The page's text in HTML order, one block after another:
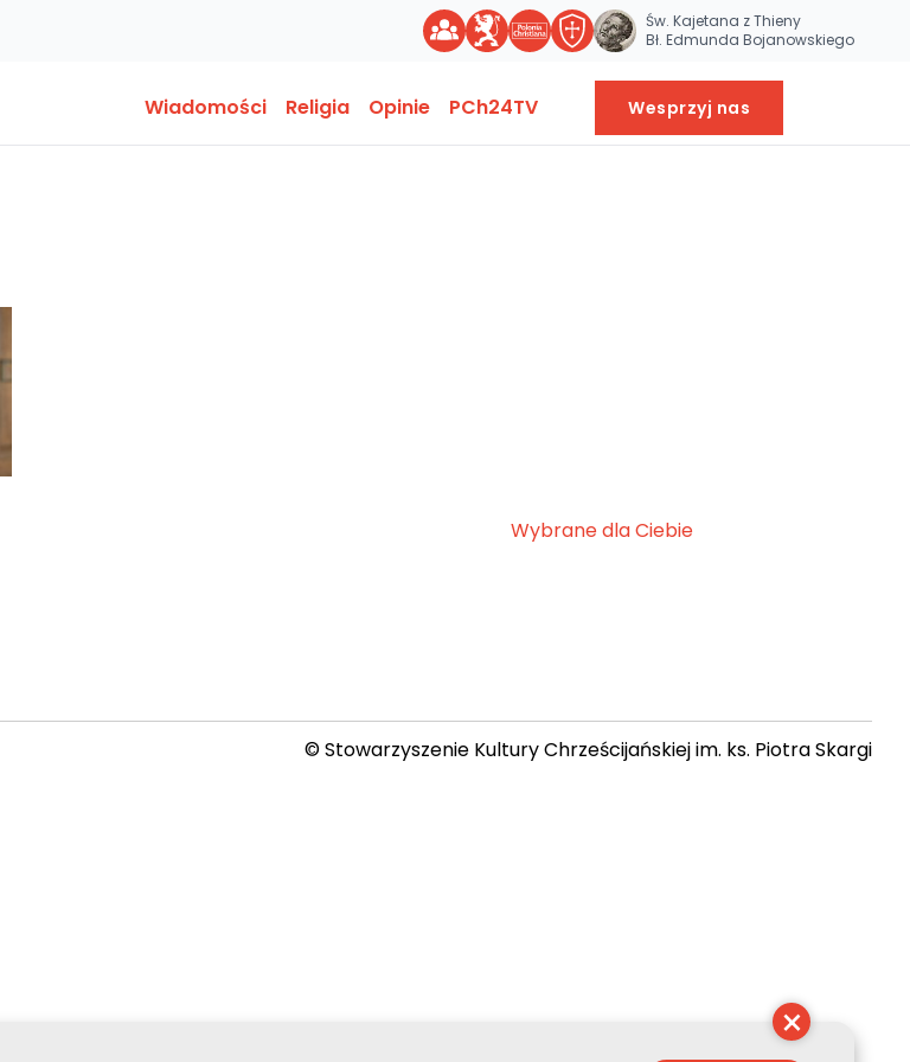
Św. Kajetana z Thieny
Bł. Edmunda Bojanowskiego
Wiadomości Religia Opinie PCh24TV Wesprzyj nas
Wybrane dla Ciebie
© Stowarzyszenie Kultury Chrześcijańskiej im. ks. Piotra Skargi
×